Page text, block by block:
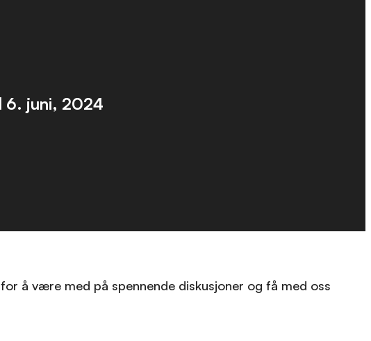
6. juni, 2024
å være med på spennende diskusjoner og få med oss